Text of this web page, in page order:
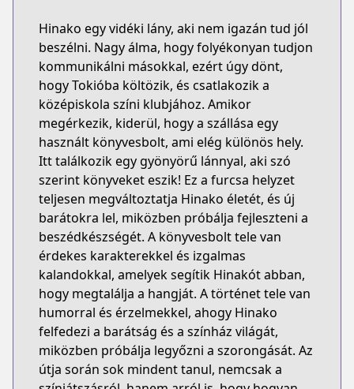
Hinako egy vidéki lány, aki nem igazán tud jól
beszélni. Nagy álma, hogy folyékonyan tudjon
kommunikálni másokkal, ezért úgy dönt,
hogy Tokióba költözik, és csatlakozik a
középiskola színi klubjához. Amikor
megérkezik, kiderül, hogy a szállása egy
használt könyvesbolt, ami elég különös hely.
Itt találkozik egy gyönyörű lánnyal, aki szó
szerint könyveket eszik! Ez a furcsa helyzet
teljesen megváltoztatja Hinako életét, és új
barátokra lel, miközben próbálja fejleszteni a
beszédkészségét. A könyvesbolt tele van
érdekes karakterekkel és izgalmas
kalandokkal, amelyek segítik Hinakót abban,
hogy megtalálja a hangját. A történet tele van
humorral és érzelmekkel, ahogy Hinako
felfedezi a barátság és a színház világát,
miközben próbálja legyőzni a szorongását. Az
útja során sok mindent tanul, nemcsak a